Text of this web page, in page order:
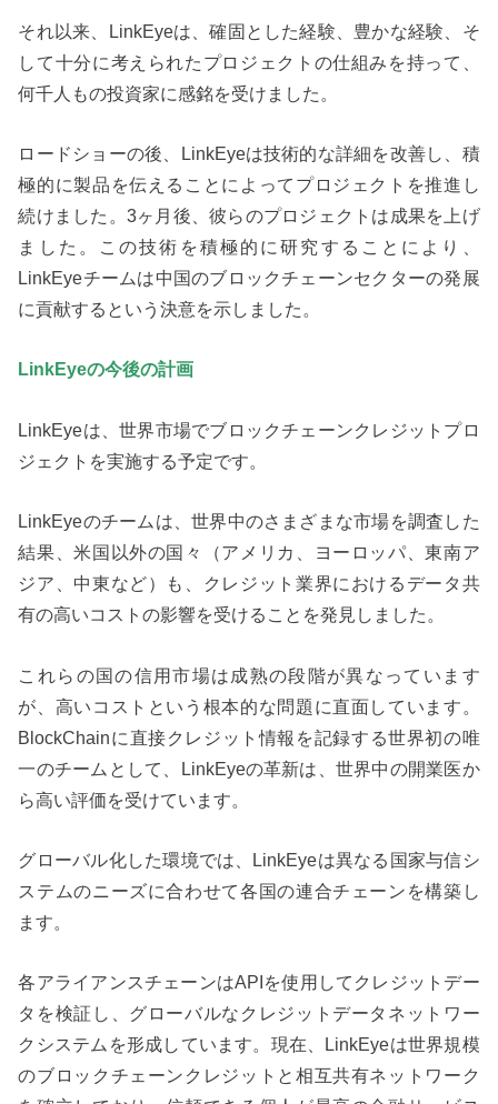
それ以来、LinkEyeは、確固とした経験、豊かな経験、そ
して十分に考えられたプロジェクトの仕組みを持って、
何千人もの投資家に感銘を受けました。
ロードショーの後、LinkEyeは技術的な詳細を改善し、積
極的に製品を伝えることによってプロジェクトを推進し
続けました。3ヶ月後、彼らのプロジェクトは成果を上げ
ました。この技術を積極的に研究することにより、
LinkEyeチームは中国のブロックチェーンセクターの発展
に貢献するという決意を示しました。
LinkEyeの今後の計画
LinkEyeは、世界市場でブロックチェーンクレジットプロ
ジェクトを実施する予定です。
LinkEyeのチームは、世界中のさまざまな市場を調査した
結果、米国以外の国々（アメリカ、ヨーロッパ、東南ア
ジア、中東など）も、クレジット業界におけるデータ共
有の高いコストの影響を受けることを発見しました。
これらの国の信用市場は成熟の段階が異なっています
が、高いコストという根本的な問題に直面しています。
BlockChainに直接クレジット情報を記録する世界初の唯
一のチームとして、LinkEyeの革新は、世界中の開業医か
ら高い評価を受けています。
グローバル化した環境では、LinkEyeは異なる国家与信シ
ステムのニーズに合わせて各国の連合チェーンを構築し
ます。
各アライアンスチェーンはAPIを使用してクレジットデー
タを検証し、グローバルなクレジットデータネットワー
クシステムを形成しています。現在、LinkEyeは世界規模
のブロックチェーンクレジットと相互共有ネットワーク